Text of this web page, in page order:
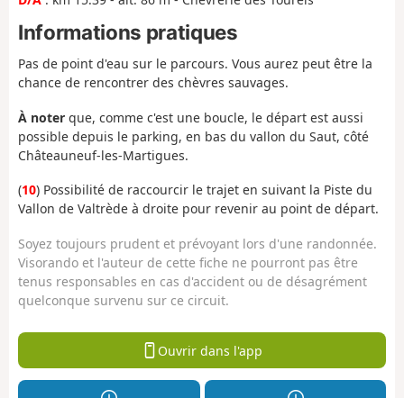
Informations pratiques
Pas de point d'eau sur le parcours. Vous aurez peut être la
chance de rencontrer des chèvres sauvages.
À noter que, comme c'est une boucle, le départ est aussi
possible depuis le parking, en bas du vallon du Saut, côté
Châteauneuf-les-Martigues.
(10) Possibilité de raccourcir le trajet en suivant la Piste du
Vallon de Valtrède à droite pour revenir au point de départ.
Soyez toujours prudent et prévoyant lors d'une randonnée.
Visorando et l'auteur de cette fiche ne pourront pas être
tenus responsables en cas d'accident ou de désagrément
quelconque survenu sur ce circuit.
Ouvrir dans l'app